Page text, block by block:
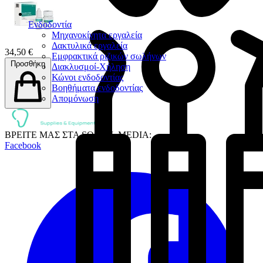
Ενδοδοντία
Μηχανοκίνητα εργαλεία
Δακτυλικά εργαλεία
Εμφρακτικά ριζικών σωλήνων
Διακλυσμοί-Χήληση
Κώνοι ενδοδοντίας
Βοηθήματα ενδοδοντίας
Απομόνωση
34,50 €
Προσθήκη
ΒΡΕΙΤΕ ΜΑΣ ΣΤΑ SOCIAL MEDIA:
Facebook